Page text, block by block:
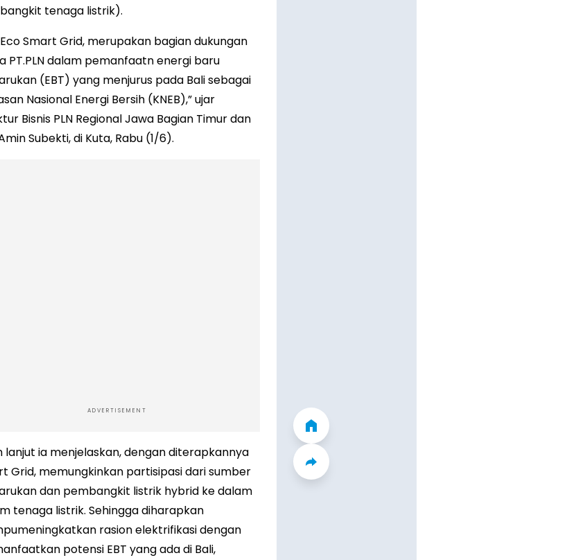
tenaga listrik).
Eco Smart Grid, merupakan bagian dukungan
PT.PLN dalam pemanfaatn energi baru
(EBT) yang menjurus pada Bali sebagai
Nasional Energi Bersih (KNEB),” ujar
Bisnis PLN Regional Jawa Bagian Timur dan
Subekti, di Kuta, Rabu (1/6).
ADVERTISEMENT
lanjut ia menjelaskan, dengan diterapkannya
Grid, memungkinkan partisipasi dari sumber
dan pembangkit listrik hybrid ke dalam
tenaga listrik. Sehingga diharapkan
rasion elektrifikasi dengan
potensi EBT yang ada di Bali,